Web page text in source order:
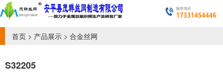
首页 > 产品展示 > 合金丝网
S32205